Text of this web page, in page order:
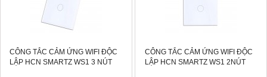
CÔNG TẮC CẢM ỨNG WIFI ĐỘC
LẬP HCN SMARTZ WS1 3 NÚT
CÔNG TẮC CẢM ỨNG WIFI ĐỘC
LẬP HCN SMARTZ WS1 2NÚT